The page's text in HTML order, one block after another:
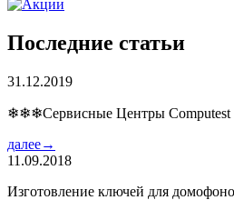
Последние статьи
31.12.2019
❄❄❄Сервисные Центры
далее→
11.09.2018
Изготовление ключей для